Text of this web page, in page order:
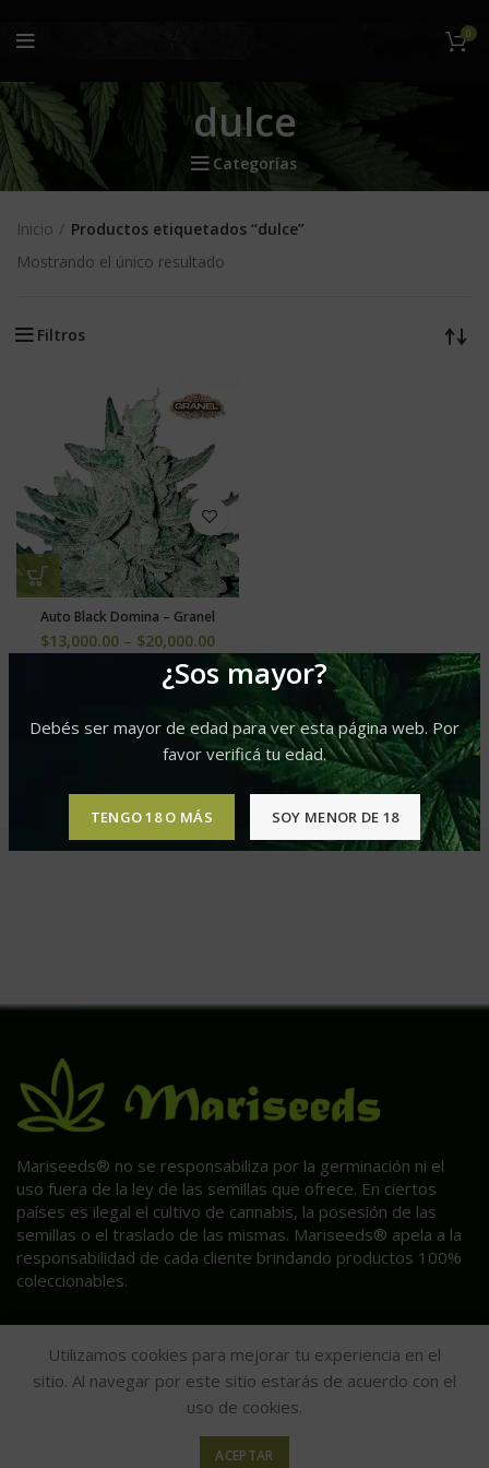
¿Sos mayor?
Debés ser mayor de edad para ver esta página web. Por
favor verificá tu edad.
TENGO 18 O MÁS SOY MENOR DE 18
0
dulce
Categorías
Inicio
Productos etiquetados “dulce”
Mostrando el único resultado
Filtros
Auto Black Domina – Granel
$13,000.00 – $20,000.00
Mariseeds® no se responsabiliza por la germinación ni el
uso fuera de la ley de las semillas que ofrece. En ciertos
países es ilegal el cultivo de cannabis, la posesión de las
semillas o el traslado de las mismas. Mariseeds® apela a la
responsabilidad de cada cliente brindando productos 100%
coleccionables.
Utilizamos cookies para mejorar tu experiencia en el
sitio. Al navegar por este sitio estarás de acuerdo con el
uso de cookies.
ACEPTAR